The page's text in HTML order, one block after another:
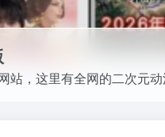
，这里有全网的二次元动